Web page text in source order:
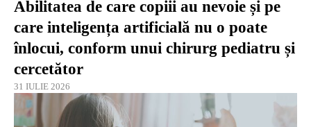
Abilitatea de care copiii au nevoie și pe
care inteligența artificială nu o poate
înlocui, conform unui chirurg pediatru și
cercetător
31 IULIE 2026